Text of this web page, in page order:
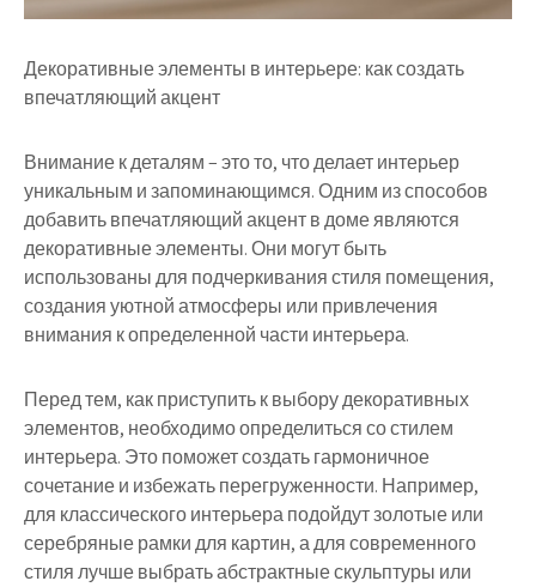
Декоративные элементы в интерьере: как создать
впечатляющий акцент
Внимание к деталям – это то, что делает интерьер
уникальным и запоминающимся. Одним из способов
добавить впечатляющий акцент в доме являются
декоративные элементы. Они могут быть
использованы для подчеркивания стиля помещения,
создания уютной атмосферы или привлечения
внимания к определенной части интерьера.
Перед тем, как приступить к выбору декоративных
элементов, необходимо определиться со стилем
интерьера. Это поможет создать гармоничное
сочетание и избежать перегруженности. Например,
для классического интерьера подойдут золотые или
серебряные рамки для картин, а для современного
стиля лучше выбрать абстрактные скульптуры или